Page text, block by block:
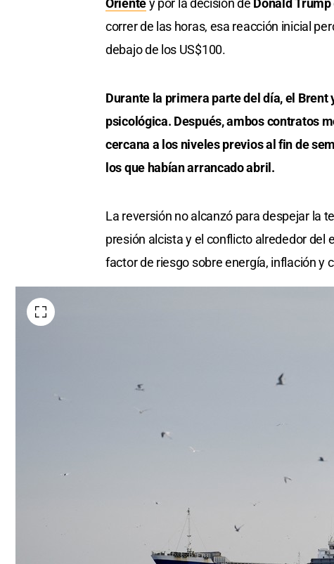
Orientey por la decisión de Donald Trump
correr de las horas, esa reacción inicial
debajo de los US$100.
Durante la primera parte del día, el
psicológica. Después, ambos contratos
cercana a los niveles previos al fin de
los que habían arrancado abril.
La reversión no alcanzó para despejar la
presión alcista y el conflicto alrededor del
factor de riesgo sobre energía, inflación y